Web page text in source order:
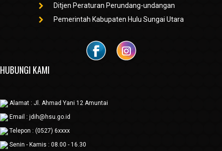
Ditjen Peraturan Perundang-undangan
Pemerintah Kabupaten Hulu Sungai Utara
HUBUNGI KAMI
Alamat : Jl. Ahmad Yani 12 Amuntai
Email : jdih@hsu.go.id
Telepon : (0527) 6xxxx
Senin - Kamis : 08.00 - 16.30